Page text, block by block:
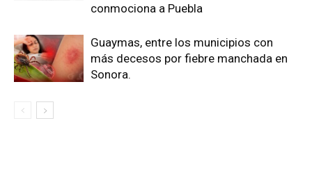
conmociona a Puebla
Guaymas, entre los municipios con
más decesos por fiebre manchada en
Sonora.